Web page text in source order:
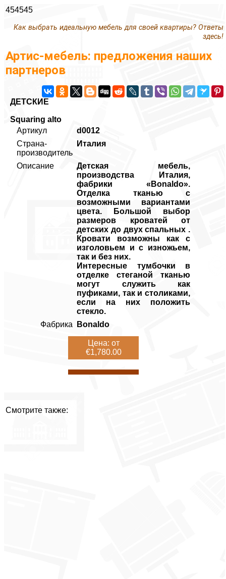
454545
Как выбрать идеальную мебель для своей квартиры? Ответы
здесь!
Артис-мебель: предложения наших
партнеров
ДЕТСКИЕ
Squaring alto
Артикул
d0012
Страна-
производитель
Италия
Описание
Детская мебель,
производства Италия,
фабрики «Bonaldo».
Отделка тканью с
возможными вариантами
цвета. Большой выбор
размеров кроватей от
детских до двух спальных .
Кровати возможны как с
изголовьем и с изножьем,
так и без них.
Интересные тумбочки в
отделке стеганой тканью
могут служить как
пуфиками, так и столиками,
если на них положить
стекло.
Фабрика
Bonaldo
Цена: от
€1,780.00
Смотрите также: